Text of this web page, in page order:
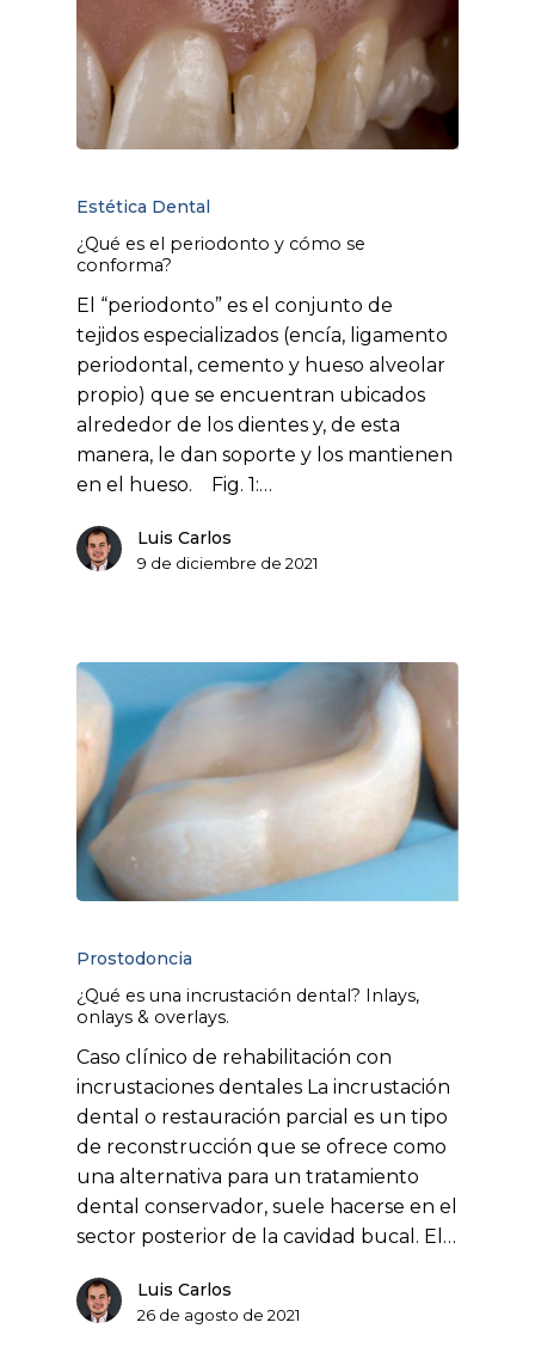
Estética Dental
¿Qué es el periodonto y cómo se
conforma?
El “periodonto” es el conjunto de
tejidos especializados (encía, ligamento
periodontal, cemento y hueso alveolar
propio) que se encuentran ubicados
alrededor de los dientes y, de esta
manera, le dan soporte y los mantienen
en el hueso. Fig. 1:…
Luis Carlos
9 de diciembre de 2021
Prostodoncia
¿Qué es una incrustación dental? Inlays,
onlays & overlays.
Caso clínico de rehabilitación con
incrustaciones dentales La incrustación
dental o restauración parcial es un tipo
de reconstrucción que se ofrece como
una alternativa para un tratamiento
dental conservador, suele hacerse en el
sector posterior de la cavidad bucal. El…
Luis Carlos
26 de agosto de 2021